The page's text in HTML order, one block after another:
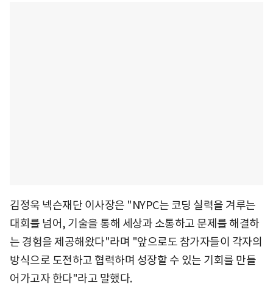
김정욱 넥슨재단 이사장은 "NYPC는 코딩 실력을 겨루는
대회를 넘어, 기술을 통해 세상과 소통하고 문제를 해결하
는 경험을 제공해왔다"라며 "앞으로도 참가자들이 각자의
방식으로 도전하고 협력하며 성장할 수 있는 기회를 만들
어가고자 한다"라고 말했다.